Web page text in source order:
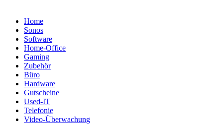
Home
Sonos
Software
Home-Office
Gaming
Zubehör
Büro
Hardware
Gutscheine
Used-IT
Telefonie
Video-Überwachung